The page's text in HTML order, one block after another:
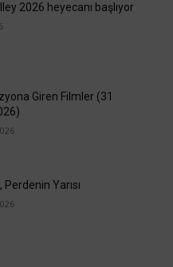
2026 heyecanı başlıyor
Giren Filmler (31
Yarısı